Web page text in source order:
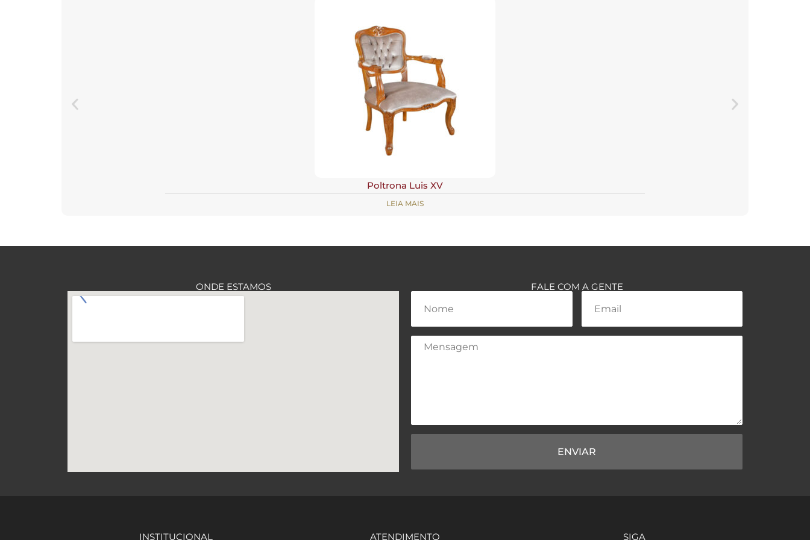
Poltrona Luis XV
LEIA MAIS
ONDE ESTAMOS FALE COM A GENTE
ENVIAR
INSTITUCIONAL ATENDIMENTO SIGA